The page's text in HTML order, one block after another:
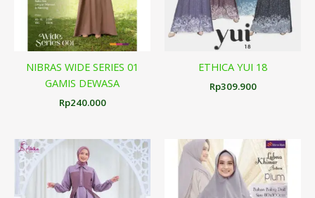
NIBRAS WIDE SERIES 01
GAMIS DEWASA
Rp240.000
ETHICA YUI 18
Rp309.900